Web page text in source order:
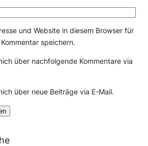
und Website in diesem Browser für
speichern.
über nachfolgende Kommentare via
über neue Beiträge via E-Mail.